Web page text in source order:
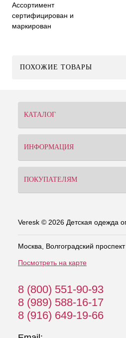
Ассортимент
сертифицирован и
маркирован
ПОХОЖИЕ ТОВАРЫ
КАТАЛОГ
ИНФОРМАЦИЯ
ПОКУПАТЕЛЯМ
Veresk © 2026 Детская одежда
Москва, Волгоградский
Посмотреть на карте
8 (800) 551-90-93
8 (989) 588-16-17
8 (916) 649-19-66